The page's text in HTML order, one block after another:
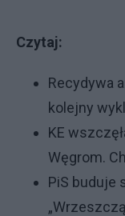
Czytaj:
Recydywa
kolejny
KE
Węgrom.
PiS buduje